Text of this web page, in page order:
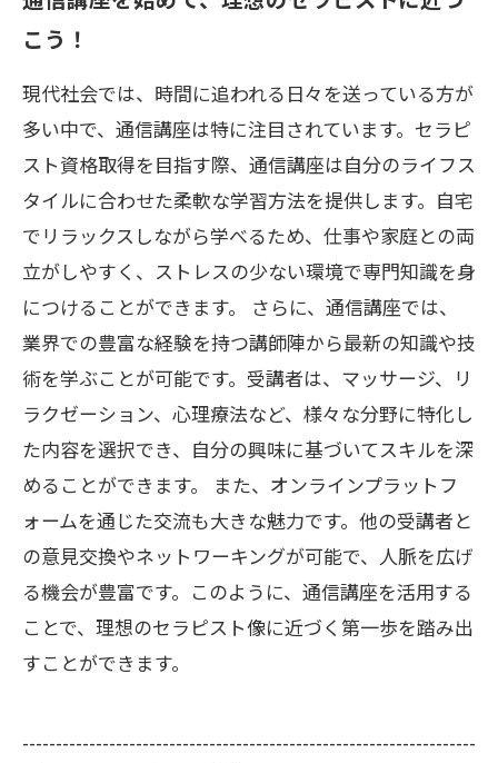
こう！
現代社会では、時間に追われる日々を送っている方が
多い中で、通信講座は特に注目されています。セラピ
スト資格取得を目指す際、通信講座は自分のライフス
タイルに合わせた柔軟な学習方法を提供します。自宅
でリラックスしながら学べるため、仕事や家庭との両
立がしやすく、ストレスの少ない環境で専門知識を身
につけることができます。 さらに、通信講座では、
業界での豊富な経験を持つ講師陣から最新の知識や技
術を学ぶことが可能です。受講者は、マッサージ、リ
ラクゼーション、心理療法など、様々な分野に特化し
た内容を選択でき、自分の興味に基づいてスキルを深
めることができます。 また、オンラインプラットフ
ォームを通じた交流も大きな魅力です。他の受講者と
の意見交換やネットワーキングが可能で、人脈を広げ
る機会が豊富です。このように、通信講座を活用する
ことで、理想のセラピスト像に近づく第一歩を踏み出
すことができます。
--------------------------------------------------------------------